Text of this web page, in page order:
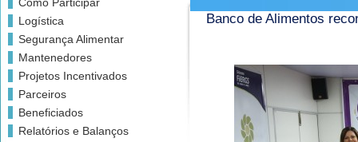
Logística
Segurança Alimentar
Mantenedores
Projetos Incentivados
Parceiros
Beneficiados
Relatórios e Balanços
Banco de Alimentos